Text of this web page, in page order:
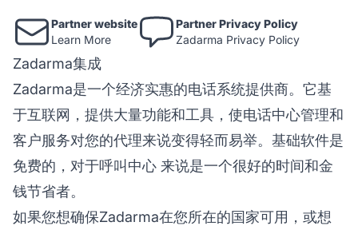
Partner website
Learn More
Partner Privacy Policy
Zadarma Privacy Policy
Zadarma集成
Zadarma是一个经济实惠的电话系统提供商。它基
于互联网，提供大量功能和工具，使电话中心管理和
客户服务对您的代理来说变得轻而易举。基础软件是
免费的，对于呼叫中心 来说是一个很好的时间和金
钱节省者。
如果您想确保Zadarma在您所在的国家可用，或想